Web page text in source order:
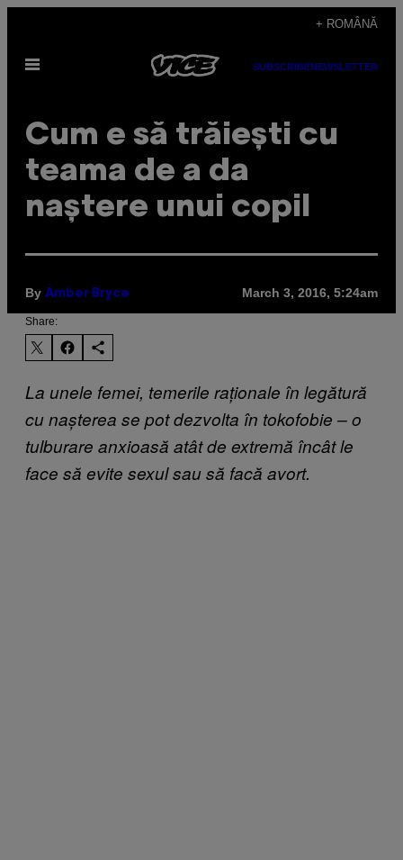
content
+ ROMÂNĂ
Open
SUBSCRIBENEWSLETTER
Cum e să trăiești cu
teama de a da
naștere unui copil
By Amber Bryce March 3, 2016, 5:24am
Share:
La unele femei, temerile raționale în legătură
cu nașterea se pot dezvolta în tokofobie – o
tulburare anxioasă atât de extremă încât le
face să evite sexul sau să facă avort.